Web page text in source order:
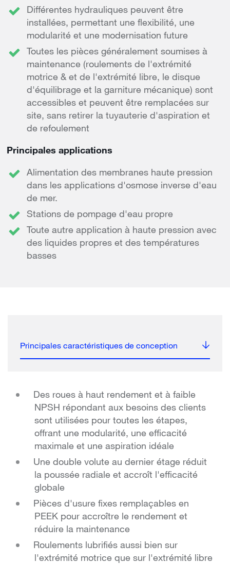
Différentes hydrauliques peuvent être
installées, permettant une flexibilité, une
modularité et une modernisation future
Toutes les pièces généralement soumises à
maintenance (roulements de l'extrémité
motrice & et de l'extrémité libre, le disque
d'équilibrage et la garniture mécanique) sont
accessibles et peuvent être remplacées sur
site, sans retirer la tuyauterie d'aspiration et
de refoulement
Principales applications
Alimentation des membranes haute pression
dans les applications d'osmose inverse d'eau
de mer.
Stations de pompage d'eau propre
Toute autre application à haute pression avec
des liquides propres et des températures
basses
Principales caractéristiques de conception
Des roues à haut rendement et à faible
NPSH répondant aux besoins des clients
sont utilisées pour toutes les étapes,
offrant une modularité, une efficacité
maximale et une aspiration idéale
Une double volute au dernier étage réduit
la poussée radiale et accroît l'efficacité
globale
Pièces d'usure fixes remplaçables en
PEEK pour accroître le rendement et
réduire la maintenance
Roulements lubrifiés aussi bien sur
l'extrémité motrice que sur l'extrémité libre